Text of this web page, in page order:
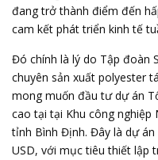
đang trở thành điểm đến
cam kết phát triển kinh tế
Đó chính là lý do Tập đoàn
chuyên sản xuất polyester
mong muốn đầu tư dự án
cao tại tại Khu công nghiệp
tỉnh Bình Định. Đây là dự
USD, với mục tiêu thiết lập